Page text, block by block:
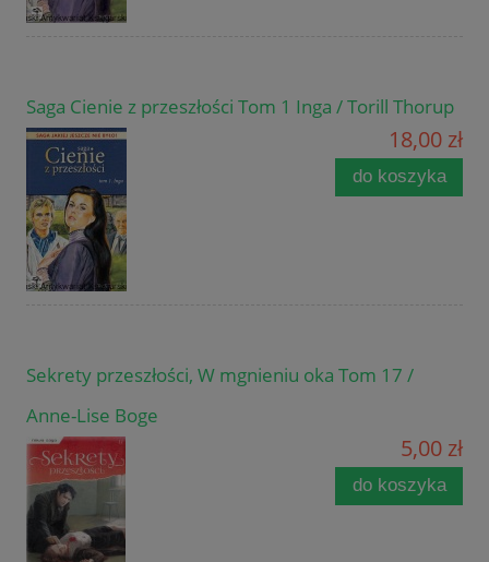
Saga Cienie z przeszłości Tom 1 Inga / Torill Thorup
18,00 zł
do koszyka
Sekrety przeszłości, W mgnieniu oka Tom 17 /
Anne-Lise Boge
5,00 zł
do koszyka